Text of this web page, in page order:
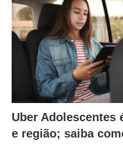
Uber Adolescentes
e região; saiba